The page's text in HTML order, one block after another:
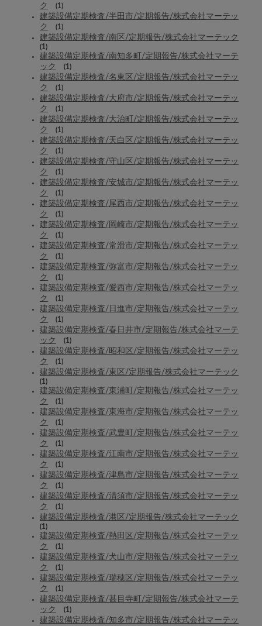
ク (1)
建築設備定期検査/半田市/定期報告/株式会社マーテッ
ク
(1)
建築設備定期検査/南区/定期報告/株式会社マーテック
(1)
建築設備定期検査/南知多町/定期報告/株式会社マーテ
ック
(1)
建築設備定期検査/名東区/定期報告/株式会社マーテッ
ク
(1)
建築設備定期検査/大府市/定期報告/株式会社マーテッ
ク
(1)
建築設備定期検査/大治町/定期報告/株式会社マーテッ
ク
(1)
建築設備定期検査/天白区/定期報告/株式会社マーテッ
ク
(1)
建築設備定期検査/守山区/定期報告/株式会社マーテッ
ク
(1)
建築設備定期検査/安城市/定期報告/株式会社マーテッ
ク
(1)
建築設備定期検査/尾西市/定期報告/株式会社マーテッ
ク
(1)
建築設備定期検査/岡崎市/定期報告/株式会社マーテッ
ク
(1)
建築設備定期検査/常滑市/定期報告/株式会社マーテッ
ク
(1)
建築設備定期検査/弥富市/定期報告/株式会社マーテッ
ク
(1)
建築設備定期検査/愛西市/定期報告/株式会社マーテッ
ク
(1)
建築設備定期検査/日進市/定期報告/株式会社マーテッ
ク
(1)
建築設備定期検査/春日井市/定期報告/株式会社マーテ
ック
(1)
建築設備定期検査/昭和区/定期報告/株式会社マーテッ
ク
(1)
建築設備定期検査/東区/定期報告/株式会社マーテック
(1)
建築設備定期検査/東浦町/定期報告/株式会社マーテッ
ク
(1)
建築設備定期検査/東海市/定期報告/株式会社マーテッ
ク
(1)
建築設備定期検査/武豊町/定期報告/株式会社マーテッ
ク
(1)
建築設備定期検査/江南市/定期報告/株式会社マーテッ
ク
(1)
建築設備定期検査/津島市/定期報告/株式会社マーテッ
ク
(1)
建築設備定期検査/清須市/定期報告/株式会社マーテッ
ク
(1)
建築設備定期検査/港区/定期報告/株式会社マーテック
(1)
建築設備定期検査/熱田区/定期報告/株式会社マーテッ
ク
(1)
建築設備定期検査/犬山市/定期報告/株式会社マーテッ
ク
(1)
建築設備定期検査/瑞穂区/定期報告/株式会社マーテッ
ク
(1)
建築設備定期検査/甚目寺町/定期報告/株式会社マーテ
ック
(1)
建築設備定期検査/知多市/定期報告/株式会社マーテッ